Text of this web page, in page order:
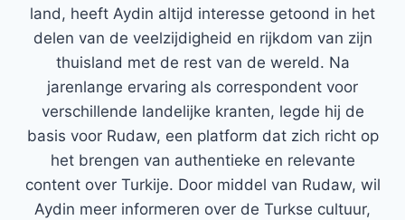
land, heeft Aydin altijd interesse getoond in het
delen van de veelzijdigheid en rijkdom van zijn
thuisland met de rest van de wereld. Na
jarenlange ervaring als correspondent voor
verschillende landelijke kranten, legde hij de
basis voor Rudaw, een platform dat zich richt op
het brengen van authentieke en relevante
content over Turkije. Door middel van Rudaw, wil
Aydin meer informeren over de Turkse cultuur,